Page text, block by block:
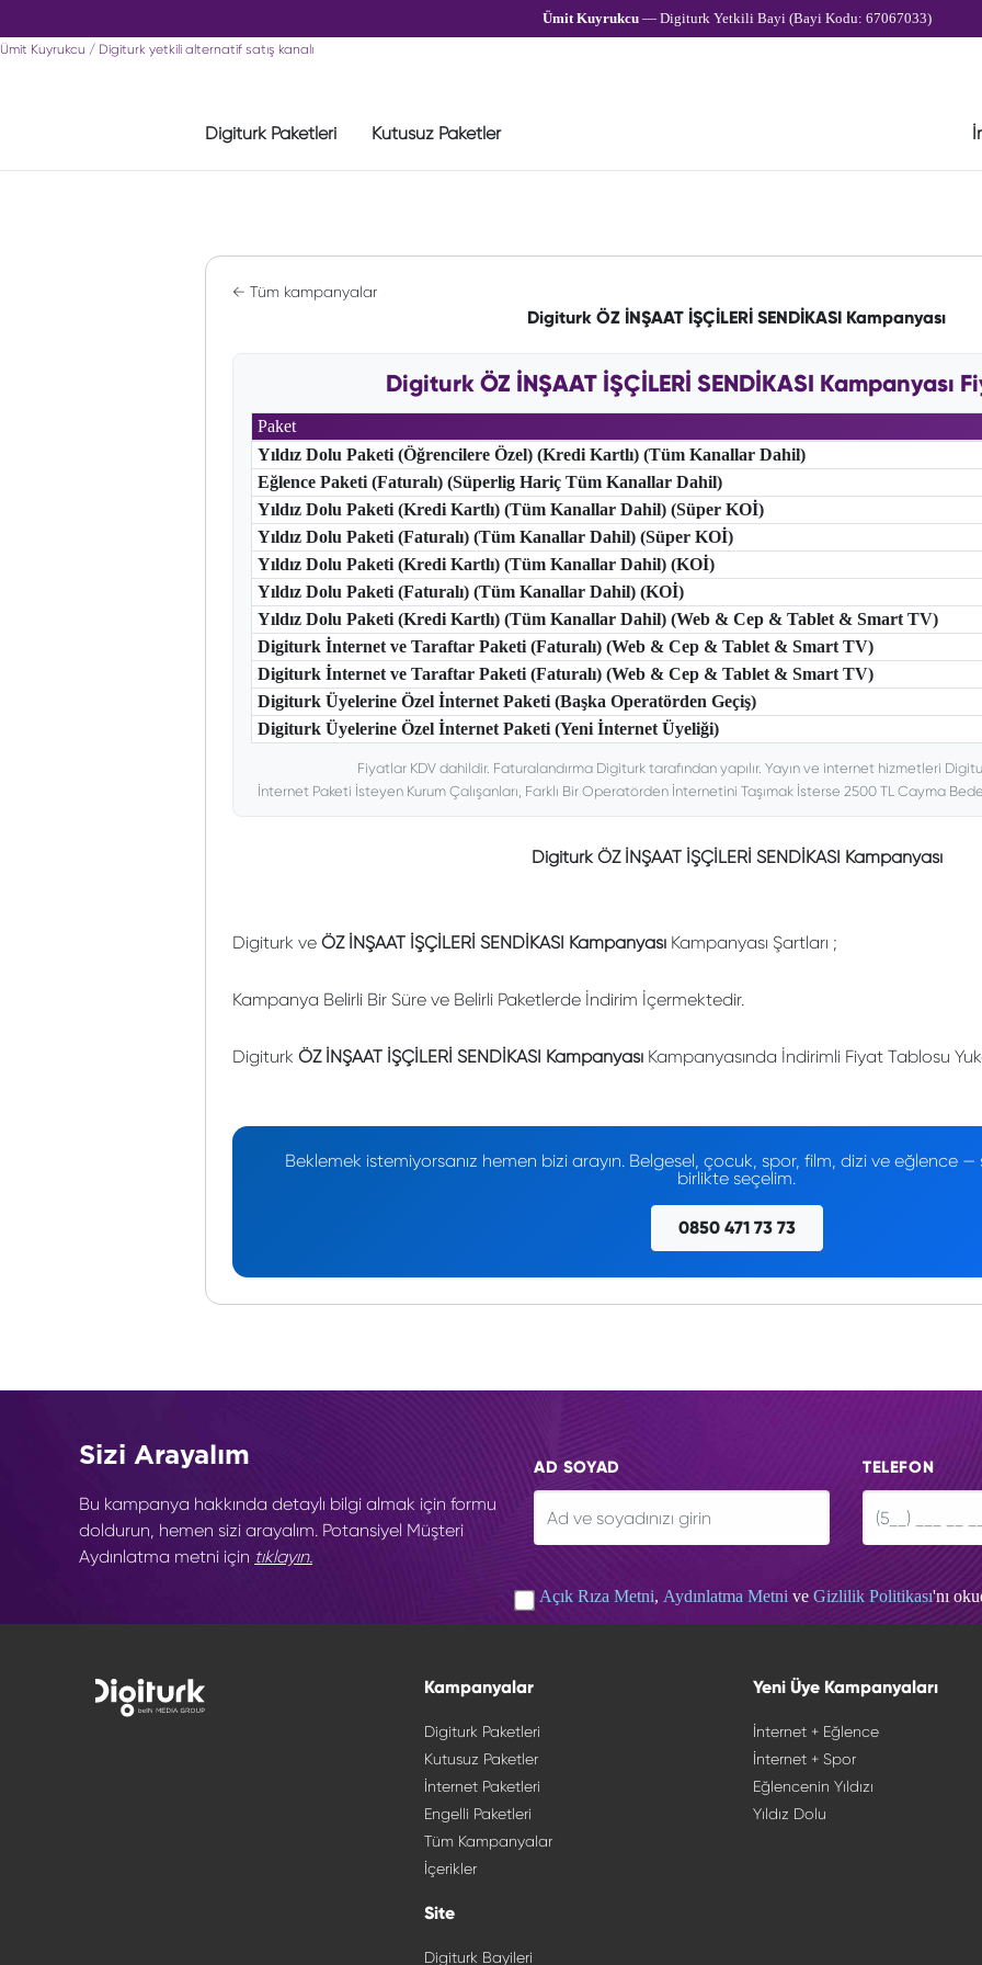
Ümit Kuyrukcu— Digiturk Yetkili Bayi (Bayi Kodu: 67067033)
Ümit Kuyrukcu / Digiturk yetkili alternatif satış kanalı
Digiturk Paketleri Kutusuz Paketler
← Tüm kampanyalar
Digiturk ÖZ İNŞAAT İŞÇİLERİ SENDİKASI Kampanyası
Digiturk ÖZ İNŞAAT İŞÇİLERİ SENDİKASI Kampanyası
Paket
Yıldız Dolu Paketi (Öğrencilere Özel) (Kredi Kartlı) (Tüm Kanallar Dahil)
Eğlence Paketi (Faturalı) (Süperlig Hariç Tüm Kanallar Dahil)
Yıldız Dolu Paketi (Kredi Kartlı) (Tüm Kanallar Dahil) (Süper KOİ)
Yıldız Dolu Paketi (Faturalı) (Tüm Kanallar Dahil) (Süper KOİ)
Yıldız Dolu Paketi (Kredi Kartlı) (Tüm Kanallar Dahil) (KOİ)
Yıldız Dolu Paketi (Faturalı) (Tüm Kanallar Dahil) (KOİ)
Yıldız Dolu Paketi (Kredi Kartlı) (Tüm Kanallar Dahil) (Web & Cep & Tablet & Smart TV)
Digiturk İnternet ve Taraftar Paketi (Faturalı) (Web & Cep & Tablet & Smart TV)
Digiturk İnternet ve Taraftar Paketi (Faturalı) (Web & Cep & Tablet & Smart TV)
Digiturk Üyelerine Özel İnternet Paketi (Başka Operatörden Geçiş)
Digiturk Üyelerine Özel İnternet Paketi (Yeni İnternet Üyeliği)
Fiyatlar KDV dahildir. Faturalandırma Digiturk tarafından yapılır. Yayın ve internet hizmetleri
İnternet Paketi İsteyen Kurum Çalışanları, Farklı Bir Operatörden İnternetini Taşımak İsterse 2500 TL Cayma
Digiturk ÖZ İNŞAAT İŞÇİLERİ SENDİKASI Kampanyası
Digiturk ve ÖZ İNŞAAT İŞÇİLERİ SENDİKASI Kampanyası Kampanyası Şartları ;
Kampanya Belirli Bir Süre ve Belirli Paketlerde İndirim İçermektedir.
Digiturk ÖZ İNŞAAT İŞÇİLERİ SENDİKASI Kampanyası Kampanyasında İndirimli Fiyat Tablosu
Beklemek istemiyorsanız hemen bizi arayın. Belgesel, çocuk, spor, film, dizi ve eğlence
birlikte seçelim.
0850 471 73 73
Sizi Arayalım
Bu kampanya hakkında detaylı bilgi almak için formu
doldurun, hemen sizi arayalım. Potansiyel Müşteri
Aydınlatma metni için tıklayın.
AD SOYAD TELEFON
Açık Rıza Metni, Aydınlatma Metni ve Gizlilik Politikası'nı
Kampanyalar
Digiturk Paketleri
Kutusuz Paketler
İnternet Paketleri
Engelli Paketleri
Tüm Kampanyalar
İçerikler
Site
Digiturk Bayileri
Yeni Üye Kampanyaları
İnternet + Eğlence
İnternet + Spor
Eğlencenin Yıldızı
Yıldız Dolu